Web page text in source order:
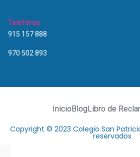
Teléfonos
915 157 888
970 502 893
Inicio Blog Libro de
Copyright © 2023 Colegio San
reservados